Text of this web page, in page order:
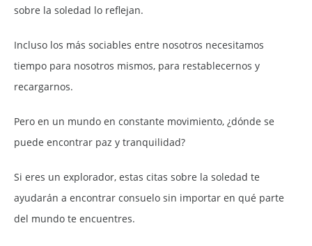
sobre la soledad lo reflejan.
Incluso los más sociables entre nosotros necesitamos
tiempo para nosotros mismos, para restablecernos y
recargarnos.
Pero en un mundo en constante movimiento, ¿dónde se
puede encontrar paz y tranquilidad?
Si eres un explorador, estas citas sobre la soledad te
ayudarán a encontrar consuelo sin importar en qué parte
del mundo te encuentres.